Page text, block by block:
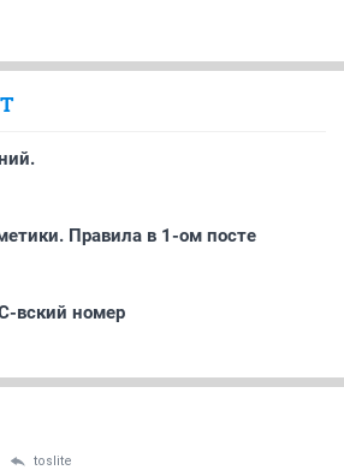
Правила в 1-ом посте
вский номер
toslite